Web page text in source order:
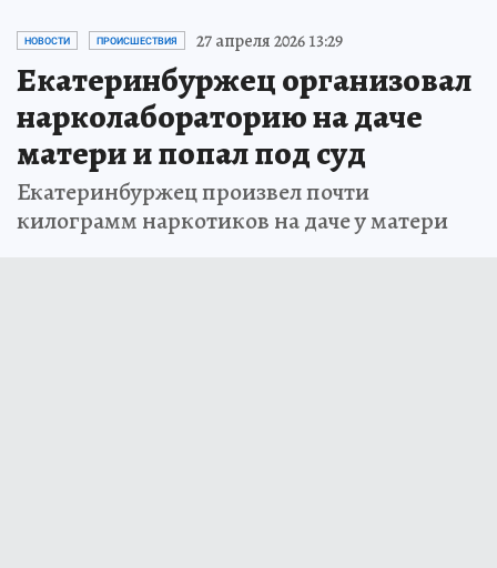
НОВОСТИ ПРОИСШЕСТВИЯ 27 апреля 2026 13:29
Екатеринбуржец организовал
нарколабораторию на даче
матери и попал под суд
Екатеринбуржец произвел почти
килограмм наркотиков на даче у матери